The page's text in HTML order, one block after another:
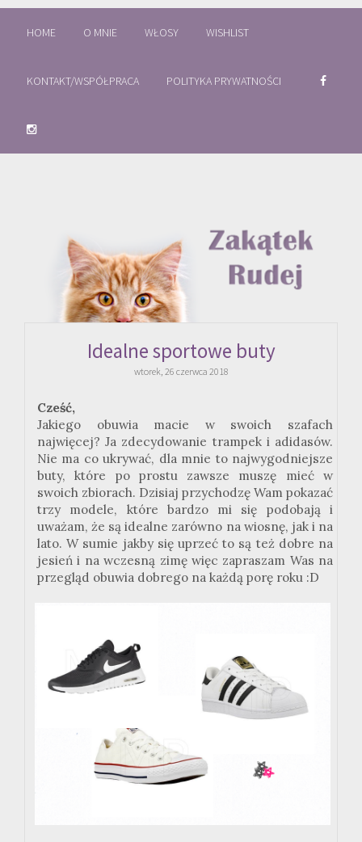
HOME O MNIE WŁOSY WISHLIST
KONTAKT/WSPÓŁPRACA POLITYKA PRYWATNOŚCI
Idealne sportowe buty
wtorek, 26 czerwca 2018
Cześć,
Jakiego obuwia macie w swoich szafach
najwięcej? Ja zdecydowanie trampek i adidasów.
Nie ma co ukrywać, dla mnie to najwygodniejsze
buty, które po prostu zawsze muszę mieć w
swoich zbiorach. Dzisiaj przychodzę Wam pokazać
trzy modele, które bardzo mi się podobają i
uważam, że są idealne zarówno na wiosnę, jak i na
lato. W sumie jakby się uprzeć to są też dobre na
jesień i na wczesną zimę więc zapraszam Was na
przegląd obuwia dobrego na każdą porę roku :D